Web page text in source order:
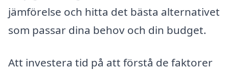
jämförelse och hitta det bästa alternativet
som passar dina behov och din budget.
Att investera tid på att förstå de faktorer